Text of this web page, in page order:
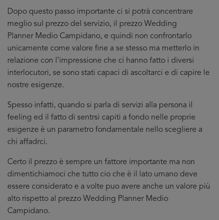
Dopo questo passo importante ci si potrà concentrare
meglio sul prezzo del servizio, il prezzo Wedding
Planner Medio Campidano, e quindi non confrontarlo
unicamente come valore fine a se stesso ma metterlo in
relazione con l’impressione che ci hanno fatto i diversi
interlocutori, se sono stati capaci di ascoltarci e di capire le
nostre esigenze.
Spesso infatti, quando si parla di servizi alla persona il
feeling ed il fatto di sentrsi capiti a fondo nelle proprie
esigenze è un parametro fondamentale nello scegliere a
chi affadrci.
Certo il prezzo è sempre un fattore importante ma non
dimentichiamoci che tutto cio che è il lato umano deve
essere considerato e a volte puo avere anche un valore più
alto rispetto al prezzo Wedding Planner Medio
Campidano.